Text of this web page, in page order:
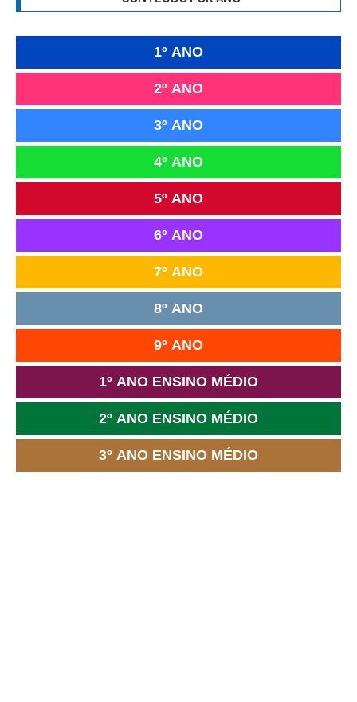
1º ANO
2º ANO
3º ANO
4º ANO
5º ANO
6º ANO
7º ANO
8º ANO
9º ANO
1º ANO ENSINO MÉDIO
2º ANO ENSINO MÉDIO
3º ANO ENSINO MÉDIO